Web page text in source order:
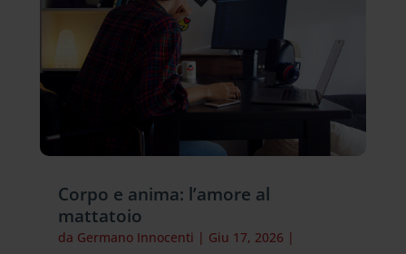
Corpo e anima: l’amore al
mattatoio
da Germano Innocenti | Giu 17, 2026 |